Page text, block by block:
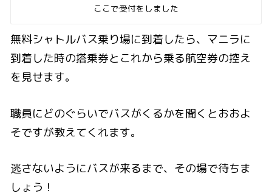
ここで受付をしました
無料シャトルバス乗り場に到着したら、マニラに
到着した時の搭乗券とこれから乗る航空券の控え
を見せます。
職員にどのぐらいでバスがくるかを聞くとおおよ
そですが教えてくれます。
逃さないようにバスが来るまで、その場で待ちま
しょう！